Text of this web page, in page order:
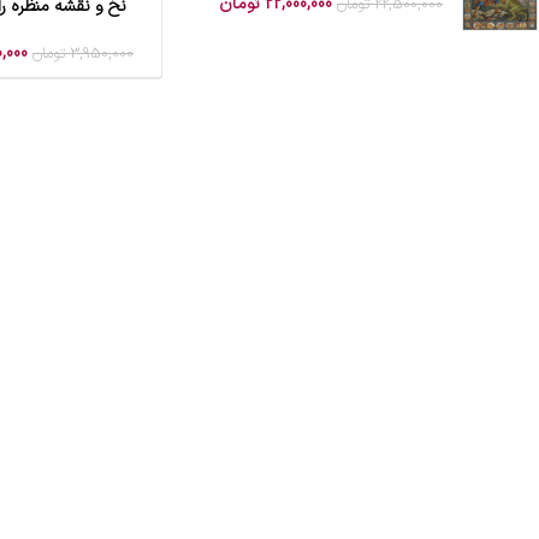
افزودن به سبد خرید
نخ و نقشه منظره
3,950,000 تومان